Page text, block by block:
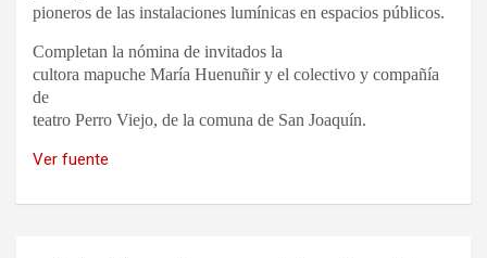
pioneros de las instalaciones lumínicas en espacios públicos.
Completan la nómina de invitados la
cultora mapuche María Huenuñir y el colectivo y compañía
de
teatro Perro Viejo, de la comuna de San Joaquín.
Ver fuente